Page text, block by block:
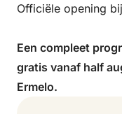
Officiële opening
Een compleet
gratis vanaf half
Ermelo.